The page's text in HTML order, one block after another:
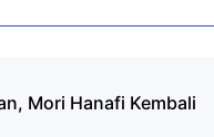
Mori Hanafi Kembali